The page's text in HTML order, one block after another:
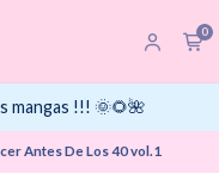
0
mangas !!! 🌞🌻🌺
Antes De Los 40 vol.1